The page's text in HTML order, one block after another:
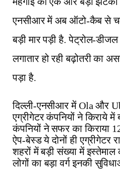
एनसीआर में अब ऑटो-कैब से
बड़ी मार पड़ी है. पेट्रोल-
लगातार हो रही बढ़ोतरी का
पड़ा है.
दिल्ली-एनसीआर मेंOla और
एग्रीगेटर कंपनियों ने किराये में
कंपनियों ने सफर का किराया
ऐप-बेस्ड ये दोनों ही
शहरों में बड़ी संख्या में
लोगों का बड़ा वर्ग इनकी